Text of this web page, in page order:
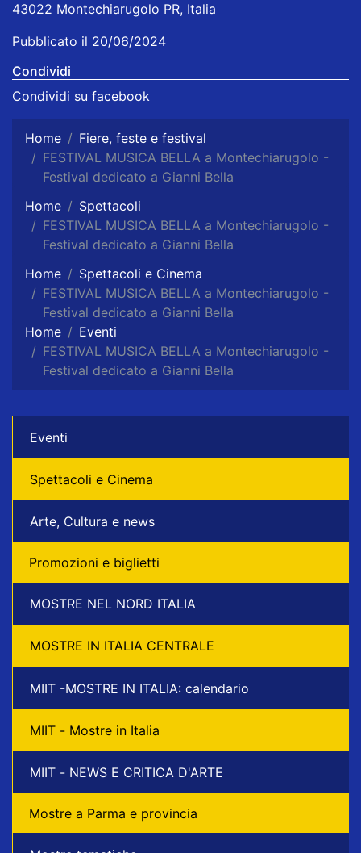
43022 Montechiarugolo PR, Italia
Pubblicato il 20/06/2024
Condividi
Condividi su facebook
Home
Fiere, feste e festival
FESTIVAL MUSICA BELLA a Montechiarugolo -
Festival dedicato a Gianni Bella
Home
Spettacoli
FESTIVAL MUSICA BELLA a Montechiarugolo -
Festival dedicato a Gianni Bella
Home
Spettacoli e Cinema
FESTIVAL MUSICA BELLA a Montechiarugolo -
Festival dedicato a Gianni Bella
Home
Eventi
FESTIVAL MUSICA BELLA a Montechiarugolo -
Festival dedicato a Gianni Bella
Eventi
Spettacoli e Cinema
Arte, Cultura e news
Promozioni e biglietti
MOSTRE NEL NORD ITALIA
MOSTRE IN ITALIA CENTRALE
MIIT -MOSTRE IN ITALIA: calendario
MIIT - Mostre in Italia
MIIT - NEWS E CRITICA D'ARTE
Mostre a Parma e provincia